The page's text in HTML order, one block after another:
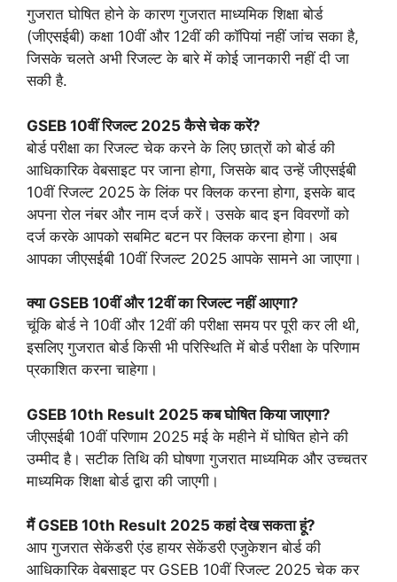
गुजरात घोषित होने के कारण गुजरात माध्यमिक शिक्षा बोर्ड
(जीएसईबी) कक्षा 10वीं और 12वीं की कॉपियां नहीं जांच सका है,
जिसके चलते अभी रिजल्ट के बारे में कोई जानकारी नहीं दी जा
सकी है.
GSEB 10वीं रिजल्ट 2025 कैसे चेक करें?
बोर्ड परीक्षा का रिजल्ट चेक करने के लिए छात्रों को बोर्ड की
आधिकारिक वेबसाइट पर जाना होगा, जिसके बाद उन्हें जीएसईबी
10वीं रिजल्ट 2025 के लिंक पर क्लिक करना होगा, इसके बाद
अपना रोल नंबर और नाम दर्ज करें। उसके बाद इन विवरणों को
दर्ज करके आपको सबमिट बटन पर क्लिक करना होगा। अब
आपका जीएसईबी 10वीं रिजल्ट 2025 आपके सामने आ जाएगा।
क्या GSEB 10वीं और 12वीं का रिजल्ट नहीं आएगा?
चूंकि बोर्ड ने 10वीं और 12वीं की परीक्षा समय पर पूरी कर ली थी,
इसलिए गुजरात बोर्ड किसी भी परिस्थिति में बोर्ड परीक्षा के परिणाम
प्रकाशित करना चाहेगा।
GSEB 10th Result 2025 कब घोषित किया जाएगा?
जीएसईबी 10वीं परिणाम 2025 मई के महीने में घोषित होने की
उम्मीद है। सटीक तिथि की घोषणा गुजरात माध्यमिक और उच्चतर
माध्यमिक शिक्षा बोर्ड द्वारा की जाएगी।
मैं GSEB 10th Result 2025 कहां देख सकता हूं?
आप गुजरात सेकेंडरी एंड हायर सेकेंडरी एजुकेशन बोर्ड की
आधिकारिक वेबसाइट पर GSEB 10वीं रिजल्ट 2025 चेक कर